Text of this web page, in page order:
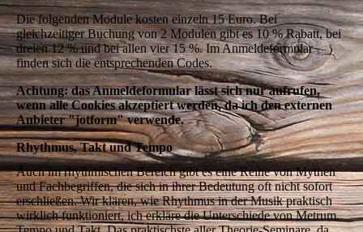
Die folgenden Module kosten einzeln 15 Euro. Bei
gleichzeitiger Buchung von 2 Modulen gibt es 10 % Rabatt, bei
dreien 12 % und bei allen vier 15 %. Im Anmeldeformular
finden sich die entsprechenden Codes.
Achtung: das Anmeldeformular lässt sich nur aufrufen,
wenn alle Cookies akzeptiert werden, da ich den externen
Anbieter "jotform" verwende.
Rhythmus, Takt und Tempo
Auch im rhythmischen Bereich gibt es eine Reihe von Mythen
und Fachbegriffen, die sich in ihrer Bedeutung oft nicht sofort
erschließen. Wir klären, wie Rhythmus in der Musik praktisch
wirklich funktioniert, ich erkläre die Unterschiede von Metrum,